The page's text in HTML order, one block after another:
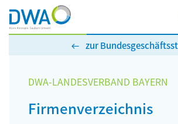
zur
DWA-LANDESVERBAND BAYERN
Firmenverzeichnis